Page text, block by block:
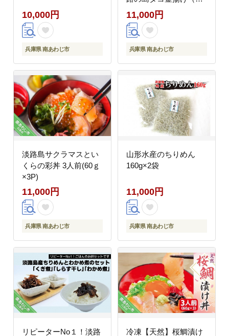
10,000円
兵庫県 南あわじ市
り落とし2～3人前）
11,000円
兵庫県 南あわじ市
淡路島サクラマスとい
くらの彩丼 3人前(60ｇ
×3P)
11,000円
兵庫県 南あわじ市
山形水産のちりめん
160g×2袋
11,000円
兵庫県 南あわじ市
リピーターNo１！淡路 冷凍【天然】桜鯛漬け